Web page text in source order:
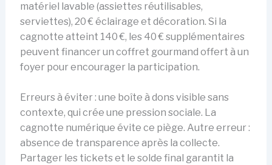
matériel lavable (assiettes réutilisables,
serviettes), 20 € éclairage et décoration. Si la
cagnotte atteint 140 €, les 40 € supplémentaires
peuvent financer un coffret gourmand offert à un
foyer pour encourager la participation.
Erreurs à éviter : une boîte à dons visible sans
contexte, qui crée une pression sociale. La
cagnotte numérique évite ce piège. Autre erreur :
absence de transparence après la collecte.
Partager les tickets et le solde final garantit la